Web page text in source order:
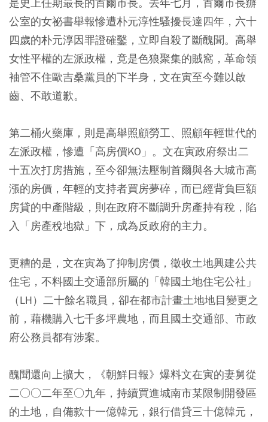
公室的女祕書舉報慘遭朴元淳性騷擾長達四年，六十
四歲的朴元淳因罪證確鑿，立即自殺了斷醜聞。高舉
女性平權的左派政權，竟是色狼聚集的賊窩，革命領
袖管不住歐吉桑黨員的下半身，文在寅至今難以啟
齒、不敢道歉。
第二桶火藥庫，則是高舉照顧勞工、照顧年輕世代的
左派政權，慘遭「高房價KO」。文在寅政府祭出二
十五次打房措施，至今卻無法壓制首爾與各大城市高
漲的房價，年輕的支持者買房夢碎，而已經背負巨額
房貸的中產階級，則在政府不斷調升房產持有稅，陷
入「房產稅地獄」下，成為反政府的主力。
更糟的是，文在寅為了抑制房價，徵收土地興建公共
住宅，不料國土交通部所屬的「韓國土地住宅公社」
（LH）二十餘名職員，卻在都市計畫土地地目變更之
前，藉機購入七千多坪農地，而且國土交通部、市政
府公務員都有涉案。
醜聞還向上擴大，《朝鮮日報》爆料文在寅的妻舅從
二○○二年至○九年，持續買進城南市某限制開發區
的土地，自備款十一億韓元，銀行借貸三十億韓元，